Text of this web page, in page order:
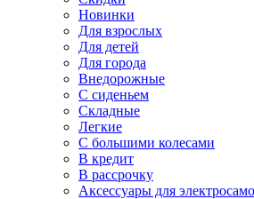
Новинки
Для взрослых
Для детей
Для города
Внедорожные
С сиденьем
Складные
Легкие
С большими колесами
В кредит
В рассрочку
Аксессуары для